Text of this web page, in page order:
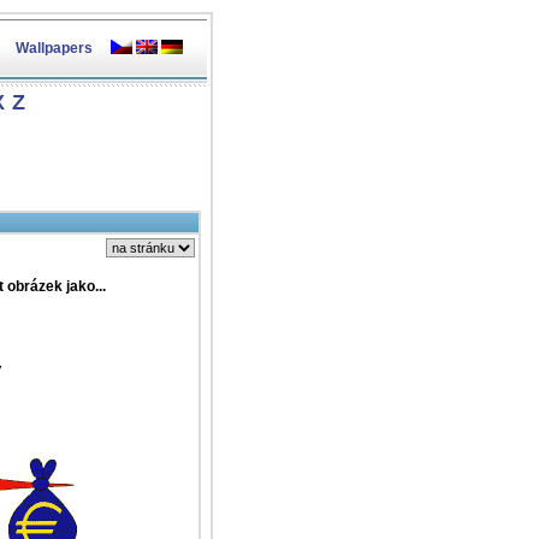
Wallpapers
Z
obrázek jako...